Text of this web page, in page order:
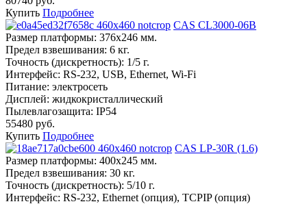
Купить Подробнее
CAS CL3000-06B
Размер платформы: 376х246 мм.
Предел взвешивания: 6 кг.
Точность (дискретность): 1/5 г.
Интерфейс: RS-232, USB, Ethernet, Wi-Fi
Питание: электросеть
Дисплей: жидкокристаллический
Пылевлагозащита: IP54
55480 руб.
Купить Подробнее
CAS LP-30R (1.6)
Размер платформы: 400х245 мм.
Предел взвешивания: 30 кг.
Точность (дискретность): 5/10 г.
Интерфейс: RS-232, Ethernet (опция), TCPIP (опция)